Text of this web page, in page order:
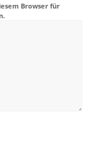
Browser für